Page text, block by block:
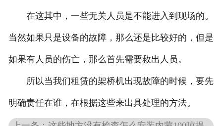
在这其中，一些无关人员是不能进入到现场的。
当然如果只是设备的故障，那么还是比较好的，但是
如果有人员的伤亡，那么首先需要救出人员。
所以当我们租赁的架桥机出现故障的时候，要先
明确责任在谁，在根据这些来出具处理的方法。